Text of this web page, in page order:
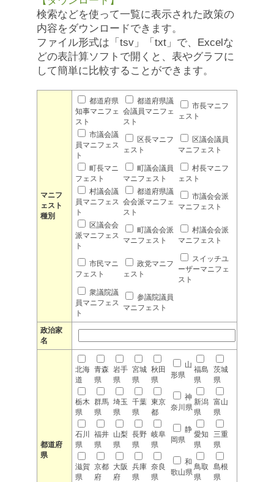
検索などを使って一覧に表示された政策の
内容をダウンロードできます。
ファイル形式は「tsv」「txt」で、Excelな
どの表計算ソフトで開くと、表やグラフに
して簡単に比較することができます。
マニフ
ェスト
種別
都道府県
知事マニフェ
スト
都道府県議
会議員マニフェ
スト
市長マニフ
ェスト
市議会議
員マニフェス
ト
区長マニフ
ェスト
区議会議員
マニフェスト
町長マニ
フェスト
町議会議員
マニフェスト
村長マニフ
ェスト
村議会議
員マニフェス
ト
都道府県議
会会派マニフェ
スト
市議会会派
マニフェスト
区議会会
派マニフェス
ト
町議会会派
マニフェスト
村議会会派
マニフェスト
市民マニ
フェスト
政党マニフ
ェスト
スイッチユ
ーザーマニフェ
スト
衆議院議
員マニフェス
ト
参議院議員
マニフェスト
政治家
名
都道府
県
北海
道
青森
県
岩手
県
宮城
県
秋田
県
山
形県
福島
県
茨城
県
栃木
県
群馬
県
埼玉
県
千葉
県
東京
都
神
奈川県
新潟
県
富山
県
石川
県
福井
県
山梨
県
長野
県
岐阜
県
静
岡県
愛知
県
三重
県
滋賀
県
京都
府
大阪
府
兵庫
県
奈良
県
和
歌山県
鳥取
県
島根
県